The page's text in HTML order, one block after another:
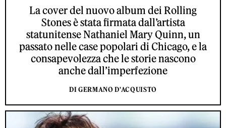
La cover del nuovo album dei Rolling
Stones è stata firmata dall’artista
statunitense Nathaniel Mary Quinn, un
passato nelle case popolari di Chicago, e la
consapevolezza che le storie nascono
anche dall’imperfezione
DI GERMANO D'ACQUISTO